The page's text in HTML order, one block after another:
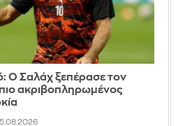
Ο Σαλάχ ξεπέρασε τον
πιο ακριβοπληρωμένος